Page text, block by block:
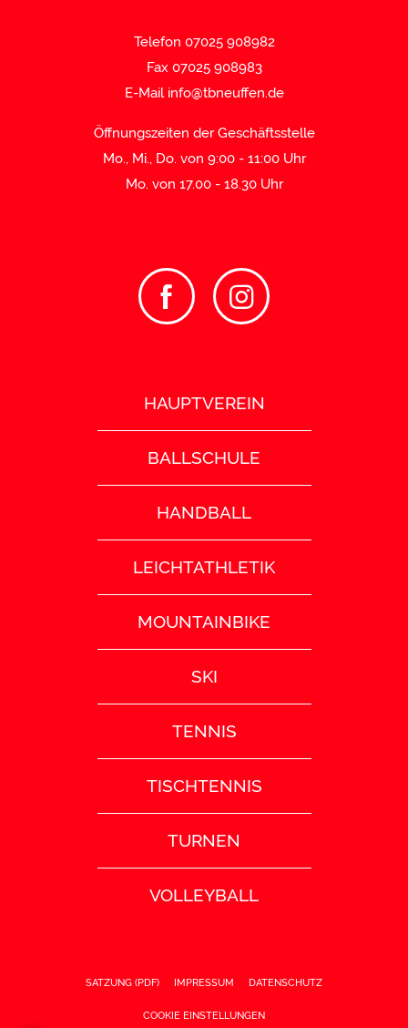
Telefon 07025 908982
Fax 07025 908983
E-Mail info@tbneuffen.de
Öffnungszeiten der Geschäftsstelle
Mo., Mi., Do. von 9:00 - 11:00 Uhr
Mo. von 17.00 - 18.30 Uhr
HAUPTVEREIN
BALLSCHULE
HANDBALL
LEICHTATHLETIK
MOUNTAINBIKE
SKI
TENNIS
TISCHTENNIS
TURNEN
VOLLEYBALL
SATZUNG (PDF) IMPRESSUM DATENSCHUTZ
COOKIE EINSTELLUNGEN